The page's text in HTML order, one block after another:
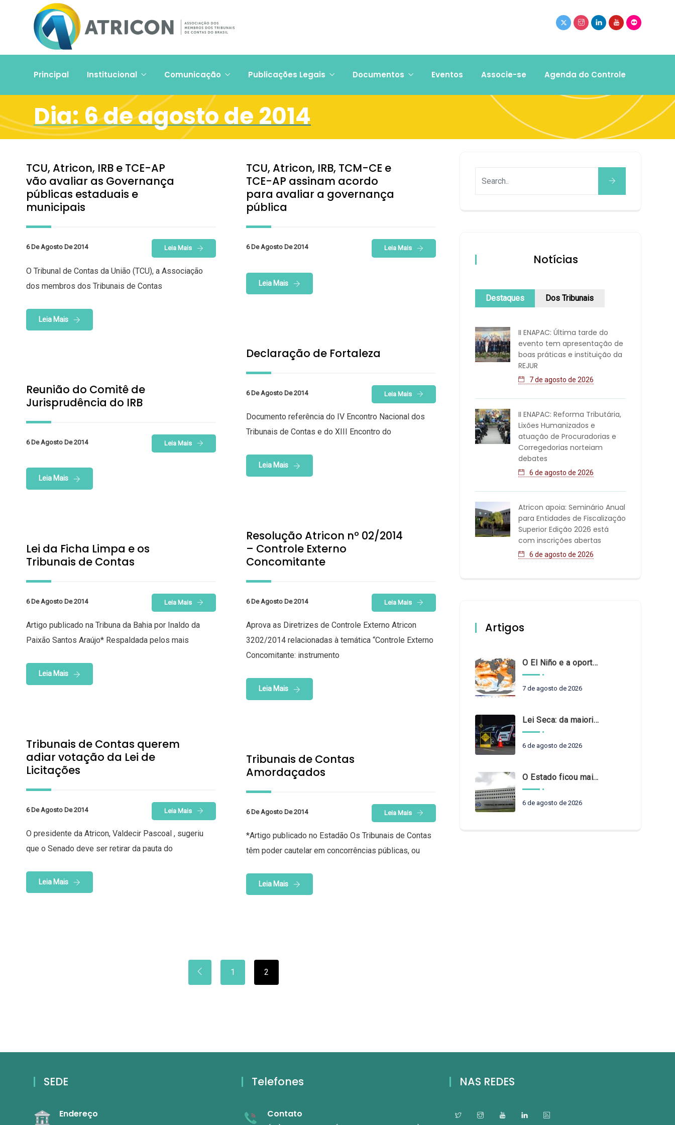
Principal Institucional Comunicação Publicações Legais Documentos Eventos Associe-se Agenda do Controle
Dia:6 de agosto de 2014
TCU, Atricon, IRB e TCE-AP
vão avaliar as Governança
públicas estaduais e
municipais
6 De Agosto De 2014 Leia Mais
O Tribunal de Contas da União (TCU), a Associação
dos membros dos Tribunais de Contas
Leia Mais
TCU, Atricon, IRB, TCM-CE e
TCE-AP assinam acordo
para avaliar a governança
pública
6 De Agosto De 2014 Leia Mais
Leia Mais
Declaração de Fortaleza
6 De Agosto De 2014 Leia Mais
Documento referência do IV Encontro Nacional dos
Tribunais de Contas e do XIII Encontro do
Leia Mais
Reunião do Comitê de
Jurisprudência do IRB
6 De Agosto De 2014 Leia Mais
Leia Mais
Resolução Atricon nº 02/2014
– Controle Externo
Concomitante
6 De Agosto De 2014 Leia Mais
Aprova as Diretrizes de Controle Externo Atricon
3202/2014 relacionadas à temática “Controle Externo
Concomitante: instrumento
Leia Mais
Lei da Ficha Limpa e os
Tribunais de Contas
6 De Agosto De 2014 Leia Mais
Artigo publicado na Tribuna da Bahia por Inaldo da
Paixão Santos Araújo* Respaldada pelos mais
Leia Mais
Tribunais de Contas querem
adiar votação da Lei de
Licitações
6 De Agosto De 2014 Leia Mais
O presidente da Atricon, Valdecir Pascoal , sugeriu
que o Senado deve ser retirar da pauta do
Leia Mais
Tribunais de Contas
Amordaçados
6 De Agosto De 2014 Leia Mais
*Artigo publicado no Estadão Os Tribunais de Contas
têm poder cautelar em concorrências públicas, ou
Leia Mais
1 2
Notícias
Destaques Dos Tribunais
II ENAPAC: Última tarde do
evento tem apresentação de
boas práticas e instituição da
REJUR
7 de agosto de 2026
II ENAPAC: Reforma Tributária,
Lixões Humanizados e
atuação de Procuradorias e
Corregedorias norteiam
debates
6 de agosto de 2026
Atricon apoia: Seminário Anual
para Entidades de Fiscalização
Superior Edição 2026 está
com inscrições abertas
6 de agosto de 2026
Artigos
O El Niño e a oportunidade de fortalecer o controle externo das políticas climáticas
7 de agosto de 2026
Lei Seca: da maioridade à maturidade
6 de agosto de 2026
O Estado ficou mais complexo. O controle precisa acompanhar
6 de agosto de 2026
SEDE
Endereço
Telefones
Contato
NAS REDES